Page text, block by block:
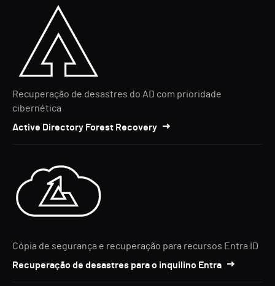
Recuperação de desastres do AD com prioridade
cibernética
Active Directory Forest Recovery
Cópia de segurança e recuperação para recursos Entra ID
Recuperação de desastres para o inquilino Entra